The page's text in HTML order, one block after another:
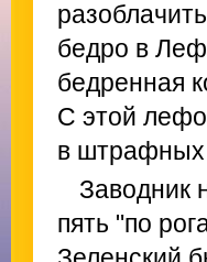
бедро в
бедренная
С этой
в штрафных
Заводник
пять "по